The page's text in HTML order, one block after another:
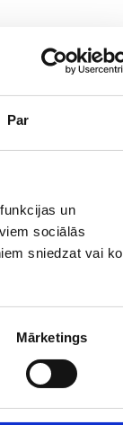
Par
un
sociālās
sniedzat vai ko
Mārketings